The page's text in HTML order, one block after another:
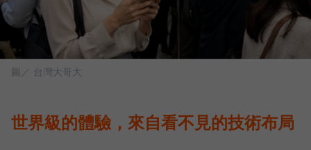
圖／ 台灣大哥大
世界級的體驗，來自看不見的技術布局